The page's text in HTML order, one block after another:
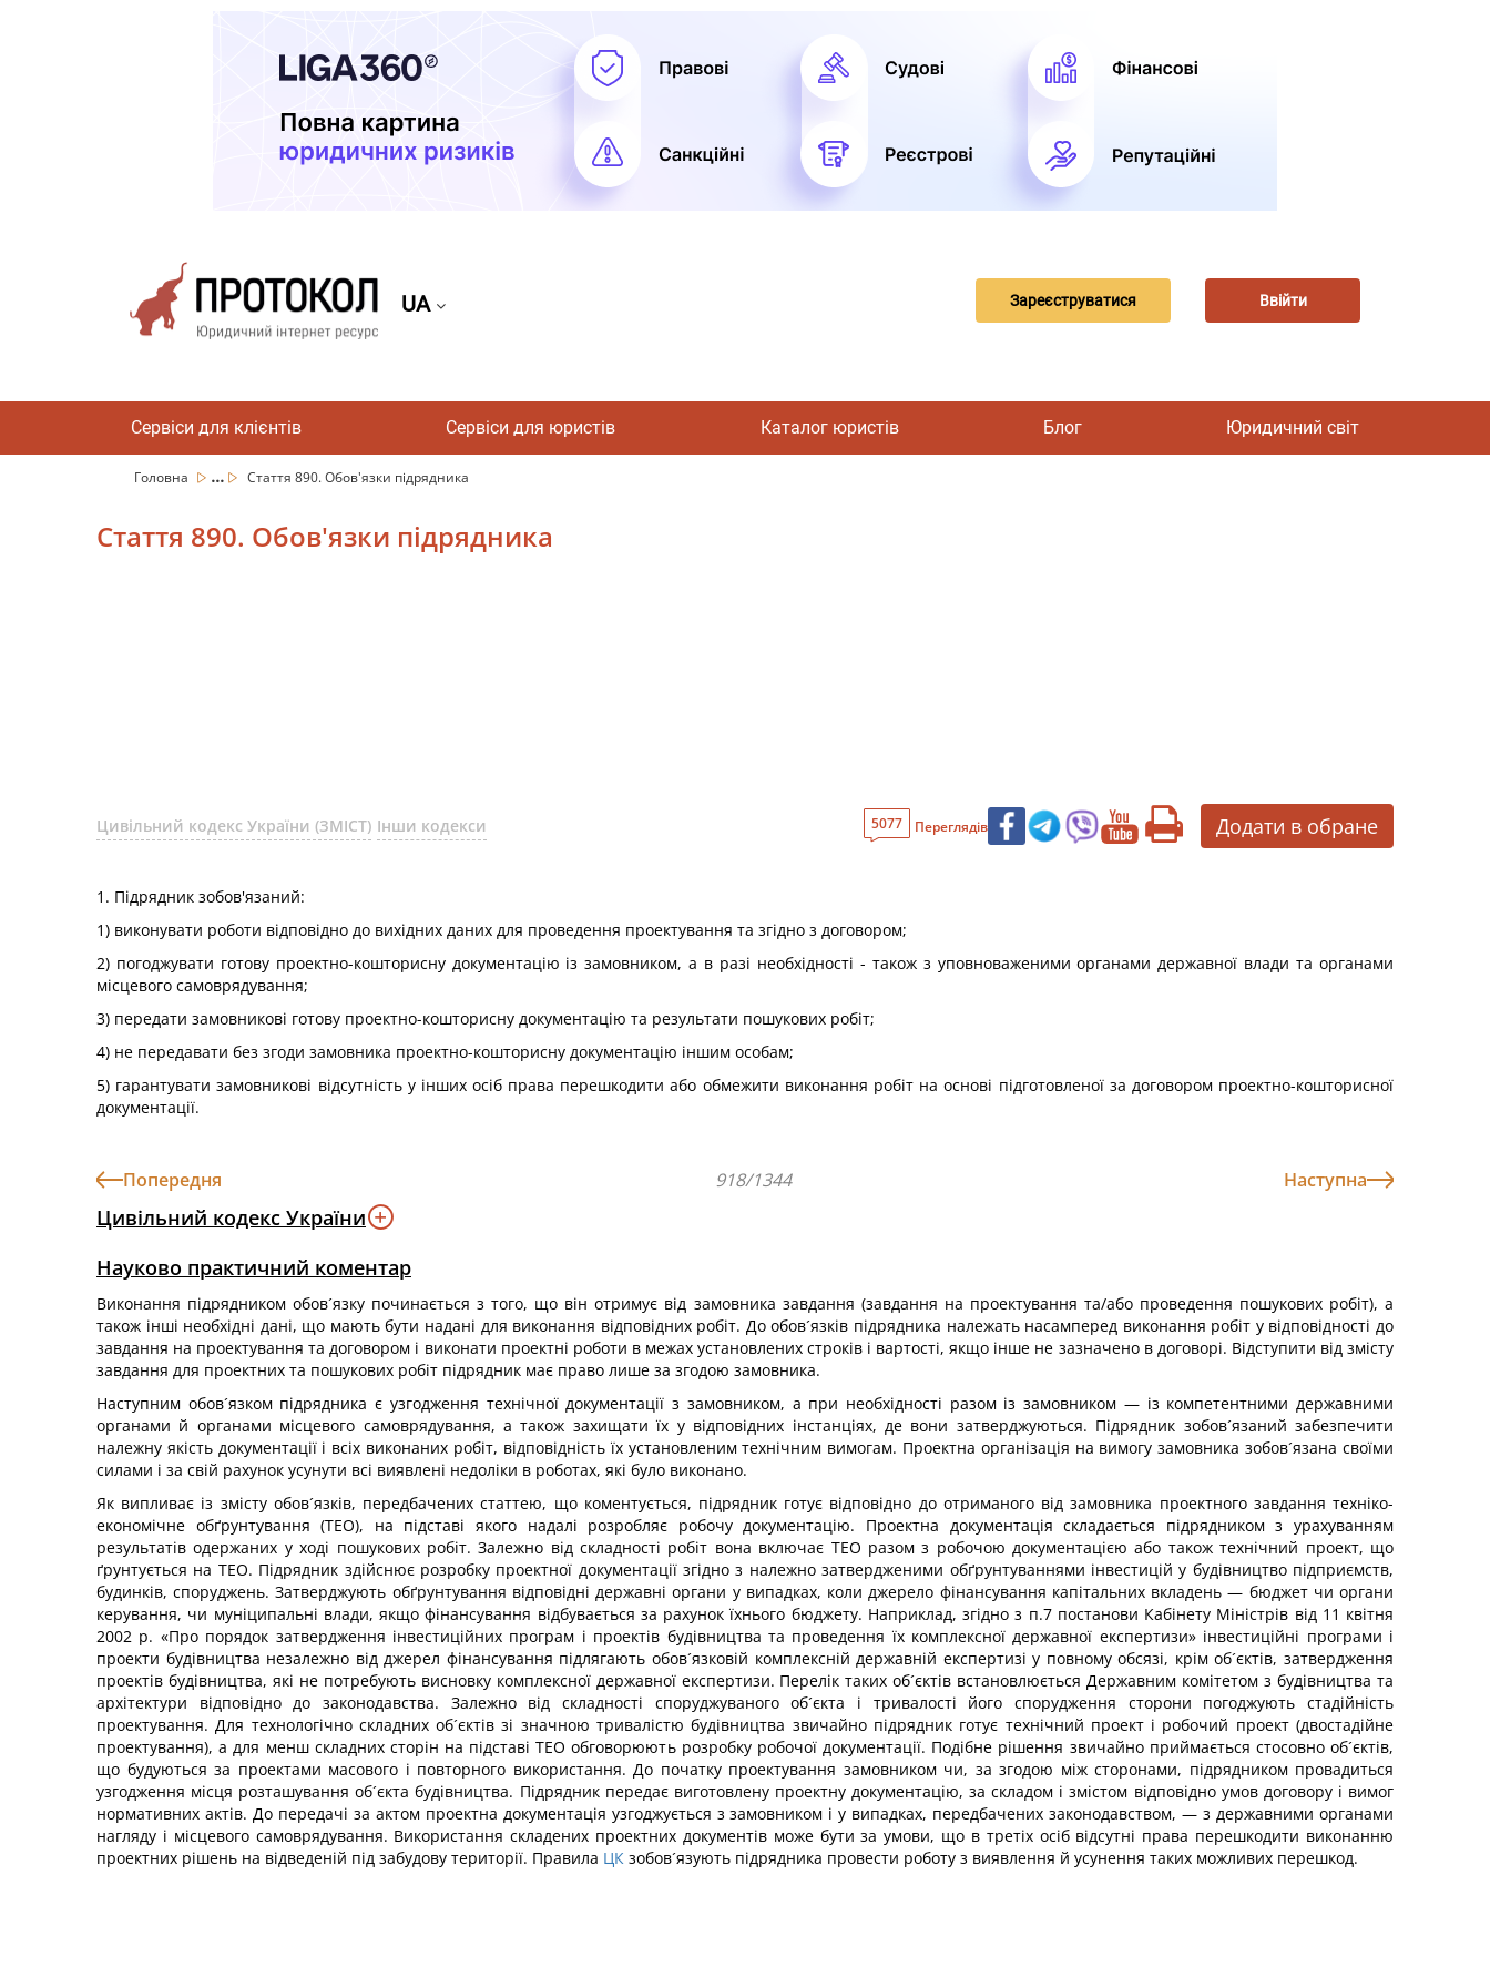
UA Зареєструватися Ввійти
Сервіси для клієнтів Сервіси для юристів Каталог юристів Блог Юридичний світ
Головна ... Стаття 890. Обов'язки підрядника
Стаття 890. Обов'язки підрядника
Цивільний кодекс України (ЗМІСТ) Інши кодекси 5077 Переглядів Додати в обране
1. Підрядник зобов'язаний:
1) виконувати роботи відповідно до вихідних даних для проведення проектування та згідно з договором;
2) погоджувати готову проектно-кошторисну документацію із замовником, а в разі необхідності - також з уповноваженими органами державної влади та органами
місцевого самоврядування;
3) передати замовникові готову проектно-кошторисну документацію та результати пошукових робіт;
4) не передавати без згоди замовника проектно-кошторисну документацію іншим особам;
5) гарантувати замовникові відсутність у інших осіб права перешкодити або обмежити виконання робіт на основі підготовленої за договором проектно-кошторисної
документації.
Попередня 918/1344 Наступна
Цивільний кодекс України
Науково практичний коментар
Виконання підрядником обов´язку починається з того, що він отримує від замовника завдання (завдання на проектування та/або проведення пошукових робіт), а
також інші необхідні дані, що мають бути надані для виконання відповідних робіт. До обов´язків підрядника належать насамперед виконання робіт у відповідності до
завдання на проектування та договором і виконати проектні роботи в межах установлених строків і вартості, якщо інше не зазначено в договорі. Відступити від змісту
завдання для проектних та пошукових робіт підрядник має право лише за згодою замовника.
Наступним обов´язком підрядника є узгодження технічної документації з замовником, а при необхідності разом із замовником — із компетентними державними
органами й органами місцевого самоврядування, а також захищати їх у відповідних інстанціях, де вони затверджуються. Підрядник зобов´язаний забезпечити
належну якість документації і всіх виконаних робіт, відповідність їх установленим технічним вимогам. Проектна організація на вимогу замовника зобов´язана своїми
силами і за свій рахунок усунути всі виявлені недоліки в роботах, які було виконано.
Як випливає із змісту обов´язків, передбачених статтею, що коментується, підрядник готує відповідно до отриманого від замовника проектного завдання техніко-
економічне обґрунтування (ТЕО), на підставі якого надалі розробляє робочу документацію. Проектна документація складається підрядником з урахуванням
результатів одержаних у ході пошукових робіт. Залежно від складності робіт вона включає ТЕО разом з робочою документацією або також технічний проект, що
ґрунтується на ТЕО. Підрядник здійснює розробку проектної документації згідно з належно затвердженими обґрунтуваннями інвестицій у будівництво підприємств,
будинків, споруджень. Затверджують обґрунтування відповідні державні органи у випадках, коли джерело фінансування капітальних вкладень — бюджет чи органи
керування, чи муніципальні влади, якщо фінансування відбувається за рахунок їхнього бюджету. Наприклад, згідно з п.7 постанови Кабінету Міністрів від 11 квітня
2002 р. «Про порядок затвердження інвестиційних програм і проектів будівництва та проведення їх комплексної державної експертизи» інвестиційні програми і
проекти будівництва незалежно від джерел фінансування підлягають обов´язковій комплексній державній експертизі у повному обсязі, крім об´єктів, затвердження
проектів будівництва, які не потребують висновку комплексної державної експертизи. Перелік таких об´єктів встановлюється Державним комітетом з будівництва та
архітектури відповідно до законодавства. Залежно від складності споруджуваного об´єкта і тривалості його спорудження сторони погоджують стадійність
проектування. Для технологічно складних об´єктів зі значною тривалістю будівництва звичайно підрядник готує технічний проект і робочий проект (двостадійне
проектування), а для менш складних сторін на підставі ТЕО обговорюють розробку робочої документації. Подібне рішення звичайно приймається стосовно об´єктів,
що будуються за проектами масового і повторного використання. До початку проектування замовником чи, за згодою між сторонами, підрядником провадиться
узгодження місця розташування об´єкта будівництва. Підрядник передає виготовлену проектну документацію, за складом і змістом відповідно умов договору і вимог
нормативних актів. До передачі за актом проектна документація узгоджується з замовником і у випадках, передбачених законодавством, — з державними органами
нагляду і місцевого самоврядування. Використання складених проектних документів може бути за умови, що в третіх осіб відсутні права перешкодити виконанню
проектних рішень на відведеній під забудову території. Правила ЦК зобов´язують підрядника провести роботу з виявлення й усунення таких можливих перешкод.